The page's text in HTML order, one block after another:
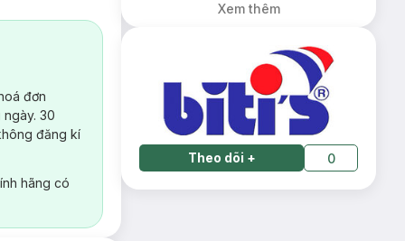
đơn
30
đăng kí
hãng có
Xem thêm
Theo dõi + 0